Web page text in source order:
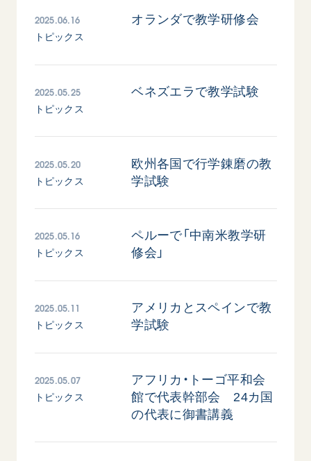
日蓮大聖人の仏法（教学入門）
釈尊～法華経
日蓮大聖人
創価学会の三代会長
初代会長・牧口常三郎先生
第2代会長・戸田城聖先生
第3代会長・池田大作先生
仏法を語る
友人葬
「人権文化」「ジェンダー平等」を促進
各国ウェブサイト
基本情報
創価学会 会則
創価学会 社会憲章
会長・理事長・各部長の紹介
沿革
略年表
入会について
関連団体
道府県中心会館
座談会御書ｅ講義
小説『新・人間革命』『人間革命』要旨
御書検索［新版］
墓地公園・納骨堂
soka youth media
SOKA PICKS
2025.06.16
トピックス
オランダで教学研修会
2025.05.25
トピックス
ベネズエラで教学試験
2025.05.20
トピックス
欧州各国で行学錬磨の教
学試験
2025.05.16
トピックス
ペルーで「中南米教学研
修会」
2025.05.11
トピックス
アメリカとスペインで教
学試験
2025.05.07
トピックス
アフリカ・トーゴ平和会
館で代表幹部会 24カ国
の代表に御書講義